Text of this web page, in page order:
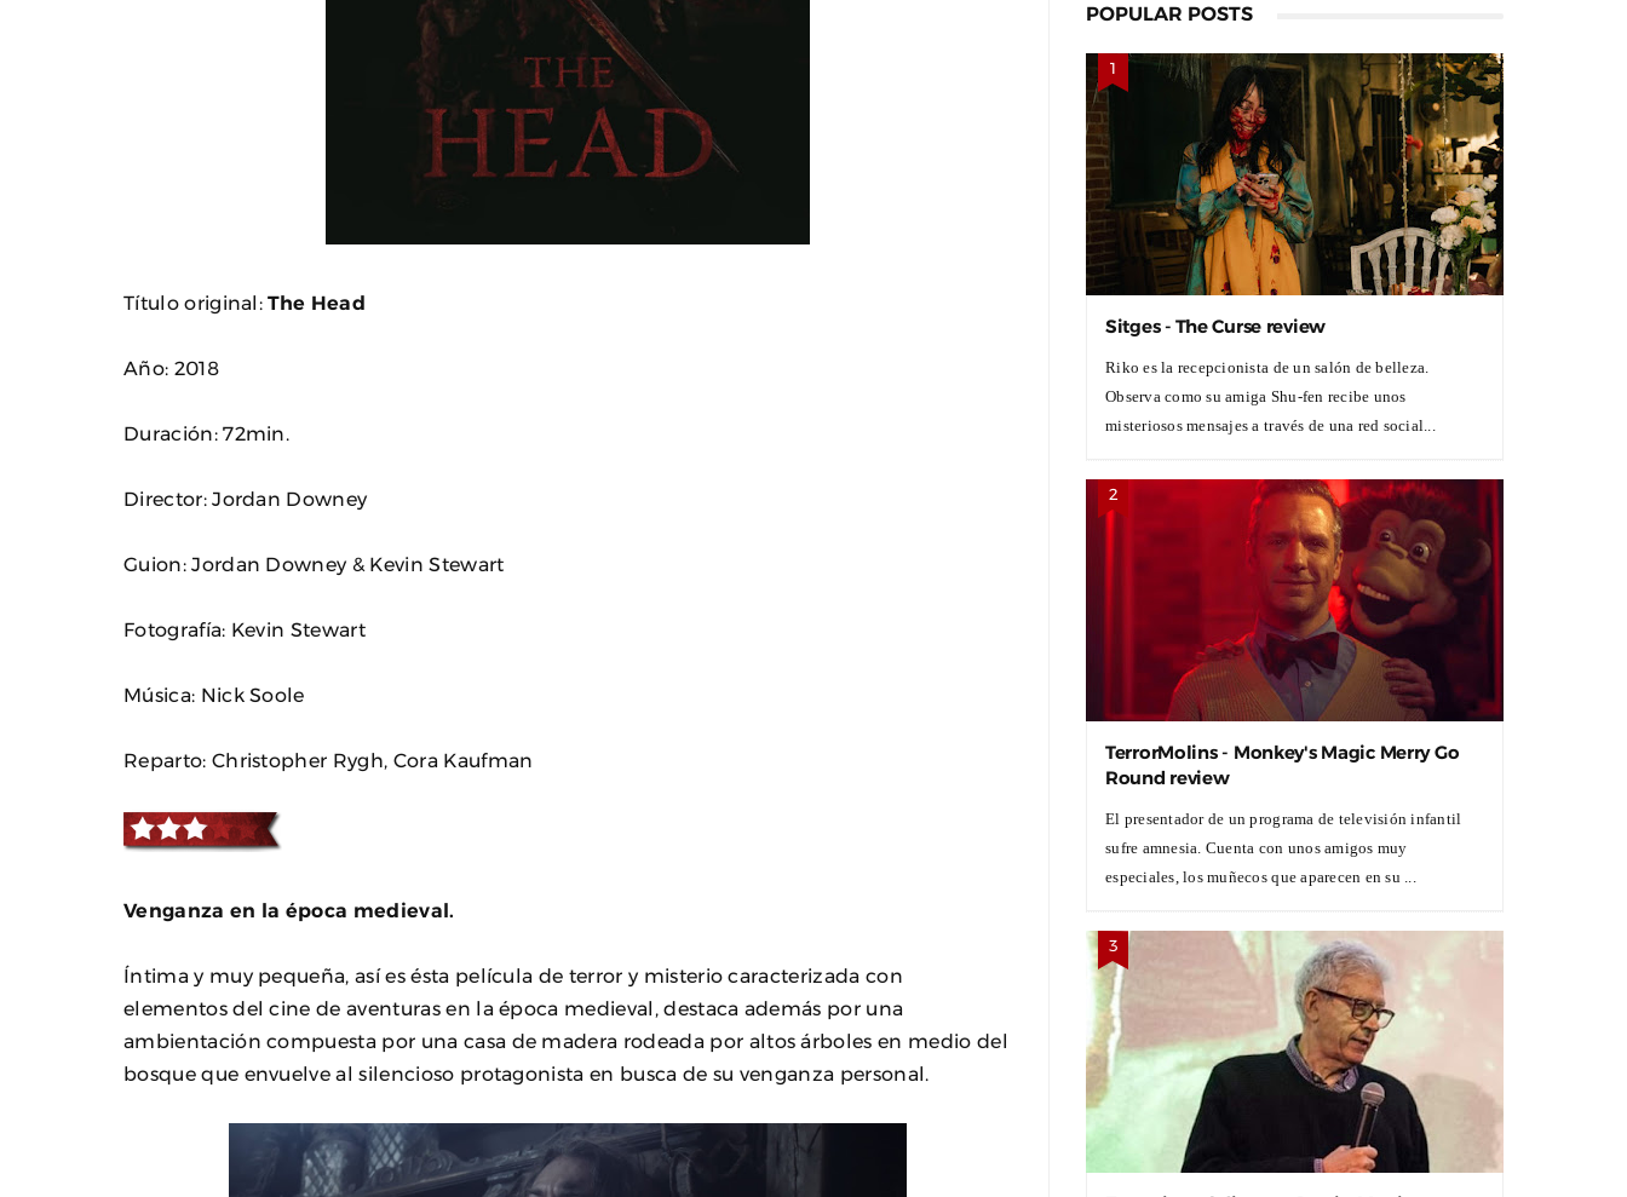
Título original:The Head
Año: 2018
Duración: 72min.
Director: Jordan Downey
Guion: Jordan Downey & Kevin Stewart
Fotografía: Kevin Stewart
Música: Nick Soole
Reparto: Christopher Rygh, Cora Kaufman
Venganza en la época medieval.
Íntima y muy pequeña, así es ésta película de terror y misterio caracterizada con
elementos del cine de aventuras en la época medieval, destaca además por una
ambientación compuesta por una casa de madera rodeada por altos árboles en medio del
bosque que envuelve al silencioso protagonista en busca de su venganza personal.
POPULAR POSTS
Sitges - The Curse review
Riko es la recepcionista de un salón de belleza.
Observa como su amiga Shu-fen recibe unos
misteriosos mensajes a través de una red social...
TerrorMolins - Monkey's Magic Merry Go
Round review
El presentador de un programa de televisión infantil
sufre amnesia. Cuenta con unos amigos muy
especiales, los muñecos que aparecen en su ...